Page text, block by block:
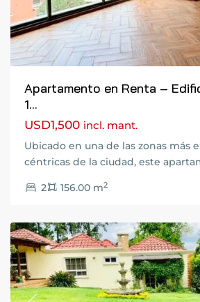
Apartamento en Renta –
1...
USD1,500 incl. mant.
Ubicado en una de las zonas más
céntricas de la ciudad, este
2 156.00 m2
Fraijanes,
de